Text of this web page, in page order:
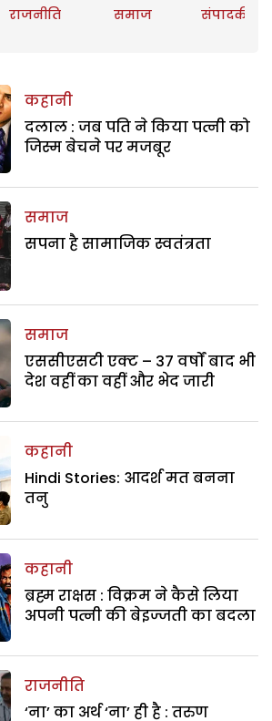
राजनीति समाज संपादकीय
कहानी
दलाल : जब पति ने किया पत्नी को
जिस्म बेचने पर मजबूर
समाज
सपना है सामाजिक स्वतंत्रता
समाज
एससीएसटी एक्ट – 37 वर्षों बाद भी
देश वहीं का वहीं और भेद जारी
कहानी
Hindi Stories: आदर्श मत बनना
तनु
कहानी
ब्रह्म राक्षस : विक्रम ने कैसे लिया
अपनी पत्नी की बेइज्जती का बदला
राजनीति
‘ना’ का अर्थ ‘ना’ ही है : तरुण